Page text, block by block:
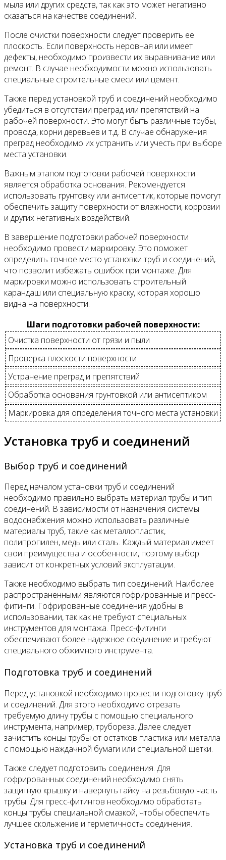
мыла или других средств, так как это может негативно
сказаться на качестве соединений.
После очистки поверхности следует проверить ее
плоскость. Если поверхность неровная или имеет
дефекты, необходимо произвести их выравнивание или
ремонт. В случае необходимости можно использовать
специальные строительные смеси или цемент.
Также перед установкой труб и соединений необходимо
убедиться в отсутствии преград или препятствий на
рабочей поверхности. Это могут быть различные трубы,
провода, корни деревьев и т.д. В случае обнаружения
преград необходимо их устранить или учесть при выборе
места установки.
Важным этапом подготовки рабочей поверхности
является обработка основания. Рекомендуется
использовать грунтовку или антисептик, которые помогут
обеспечить защиту поверхности от влажности, коррозии
и других негативных воздействий.
В завершение подготовки рабочей поверхности
необходимо провести маркировку. Это поможет
определить точное место установки труб и соединений,
что позволит избежать ошибок при монтаже. Для
маркировки можно использовать строительный
карандаш или специальную краску, которая хорошо
видна на поверхности.
Шаги подготовки рабочей поверхности:
Очистка поверхности от грязи и пыли
Проверка плоскости поверхности
Устранение преград и препятствий
Обработка основания грунтовкой или антисептиком
Маркировка для определения точного места установки
Установка труб и соединений
Выбор труб и соединений
Перед началом установки труб и соединений
необходимо правильно выбрать материал трубы и тип
соединений. В зависимости от назначения системы
водоснабжения можно использовать различные
материалы труб, такие как металлопластик,
полипропилен, медь или сталь. Каждый материал имеет
свои преимущества и особенности, поэтому выбор
зависит от конкретных условий эксплуатации.
Также необходимо выбрать тип соединений. Наиболее
распространенными являются гофрированные и пресс-
фитинги. Гофрированные соединения удобны в
использовании, так как не требуют специальных
инструментов для монтажа. Пресс-фитинги
обеспечивают более надежное соединение и требуют
специального обжимного инструмента.
Подготовка труб и соединений
Перед установкой необходимо провести подготовку труб
и соединений. Для этого необходимо отрезать
требуемую длину трубы с помощью специального
инструмента, например, трубореза. Далее следует
зачистить концы трубы от остатков пластика или металла
с помощью наждачной бумаги или специальной щетки.
Также следует подготовить соединения. Для
гофрированных соединений необходимо снять
защитную крышку и навернуть гайку на резьбовую часть
трубы. Для пресс-фитингов необходимо обработать
концы трубы специальной смазкой, чтобы обеспечить
лучшее скольжение и герметичность соединения.
Установка труб и соединений